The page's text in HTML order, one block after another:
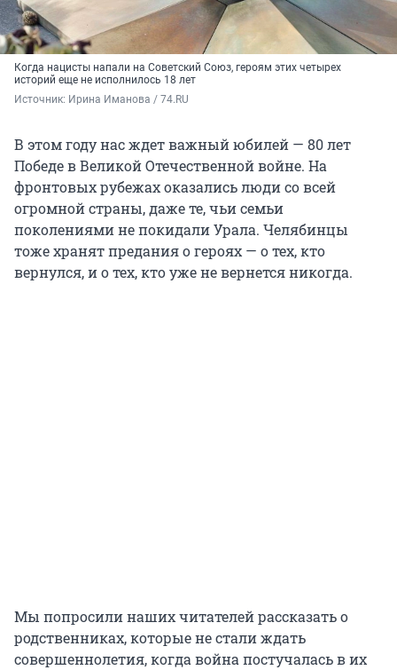
Когда нацисты напали на Советский Союз, героям этих четырех
историй еще не исполнилось 18 лет
Источник: Ирина Иманова / 74.RU
В этом году нас ждет важный юбилей — 80 лет
Победе в Великой Отечественной войне. На
фронтовых рубежах оказались люди со всей
огромной страны, даже те, чьи семьи
поколениями не покидали Урала. Челябинцы
тоже хранят предания о героях — о тех, кто
вернулся, и о тех, кто уже не вернется никогда.
Мы попросили наших читателей рассказать о
родственниках, которые не стали ждать
совершеннолетия, когда война постучалась в их